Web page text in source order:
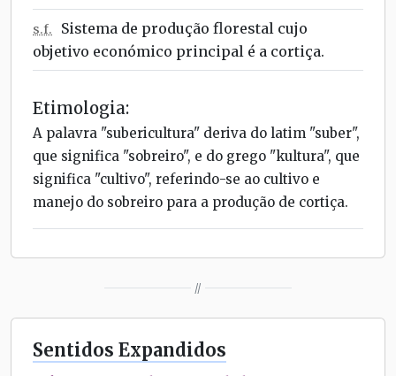
s.f.
Sistema de produção florestal cujo
objetivo económico principal é a cortiça.
Etimologia:
A palavra "subericultura" deriva do latim "suber",
que significa "sobreiro", e do grego "kultura", que
significa "cultivo", referindo-se ao cultivo e
manejo do sobreiro para a produção de cortiça.
//
Sentidos Expandidos